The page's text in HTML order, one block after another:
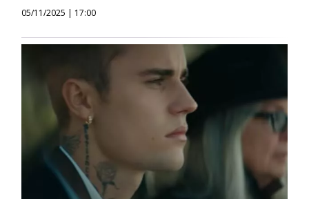
05/11/2025 | 17:00